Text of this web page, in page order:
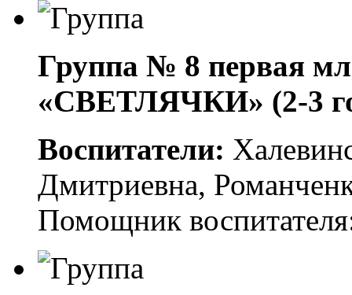
Группа № 8 первая
«СВЕТЛЯЧКИ» (2-3
Воспитатели:
Дмитриевна,
Помощник